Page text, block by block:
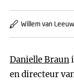
Willem van
Danielle Braun
en directeur